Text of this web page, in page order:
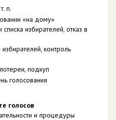
п.
«на дому»
избирателей, отказ в
контроль
подкуп
голосования
голосов
и процедуры